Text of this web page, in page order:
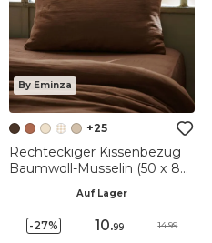
By Eminza
+25
Rechteckiger Kissenbezug
Baumwoll-Musselin (50 x 80
Auf Lager
-27% 10.99 14.99